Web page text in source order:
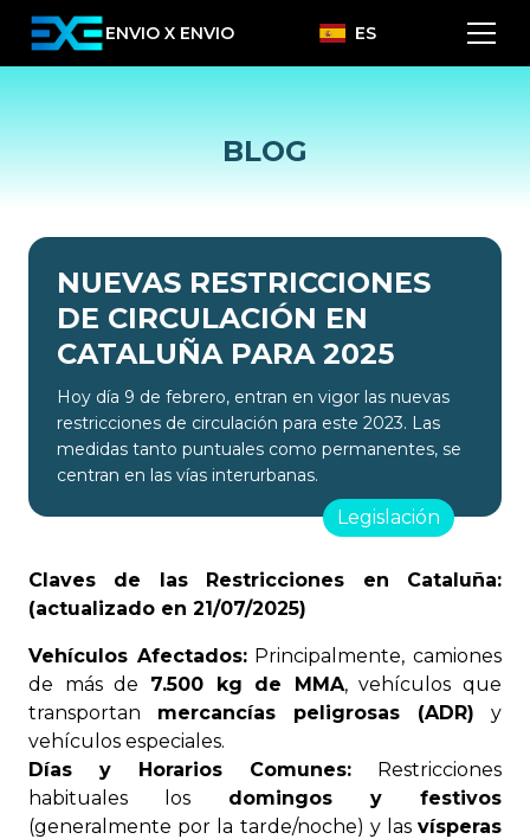
ENVIO X ENVIO ES
BLOG
NUEVAS RESTRICCIONES
DE CIRCULACIÓN EN
CATALUÑA PARA 2025
Hoy día 9 de febrero, entran en vigor las nuevas
restricciones de circulación para este 2023. Las
medidas tanto puntuales como permanentes, se
centran en las vías interurbanas.
Legislación
Claves de las Restricciones en Cataluña:
(actualizado en 21/07/2025)
Vehículos Afectados:Principalmente, camiones
de más de 7.500 kg de MMA, vehículos que
transportan mercancías peligrosas (ADR) y
vehículos especiales.
Días y Horarios Comunes: Restricciones
habituales los domingos y festivos
(generalmente por la tarde/noche) y las vísperas